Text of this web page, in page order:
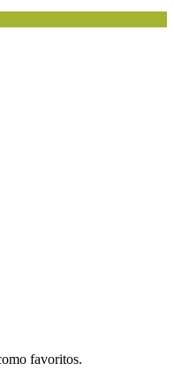
favoritos.